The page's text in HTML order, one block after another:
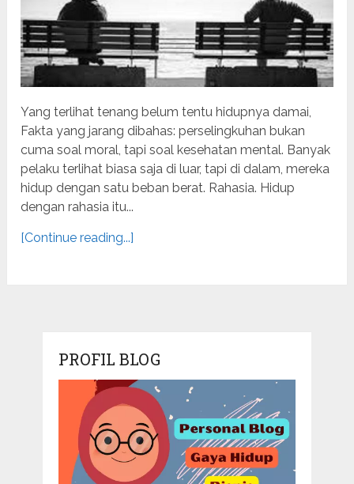
Yang terlihat tenang belum tentu hidupnya damai,
Fakta yang jarang dibahas: perselingkuhan bukan
cuma soal moral, tapi soal kesehatan mental. Banyak
pelaku terlihat biasa saja di luar, tapi di dalam, mereka
hidup dengan satu beban berat. Rahasia. Hidup
dengan rahasia itu...
[Continue reading...]
PROFIL BLOG